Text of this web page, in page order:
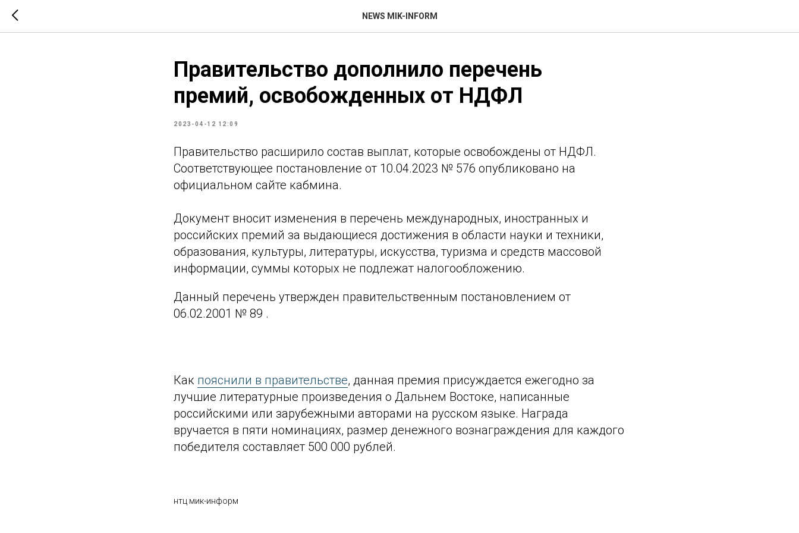
NEWS MIK-INFORM
Правительство дополнило перечень
премий, освобожденных от НДФЛ
2023-04-12 12:09
Правительство расширило состав выплат, которые освобождены от НДФЛ.
Соответствующее постановление от 10.04.2023 № 576 опубликовано на
официальном сайте кабмина.
Документ вносит изменения в перечень международных, иностранных и
российских премий за выдающиеся достижения в области науки и техники,
образования, культуры, литературы, искусства, туризма и средств массовой
информации, суммы которых не подлежат налогообложению.
Данный перечень утвержден правительственным постановлением от
06.02.2001 № 89 .
Как пояснили в правительстве, данная премия присуждается ежегодно за
лучшие литературные произведения о Дальнем Востоке, написанные
российскими или зарубежными авторами на русском языке. Награда
вручается в пяти номинациях, размер денежного вознаграждения для каждого
победителя составляет 500 000 рублей.
нтц мик-информ